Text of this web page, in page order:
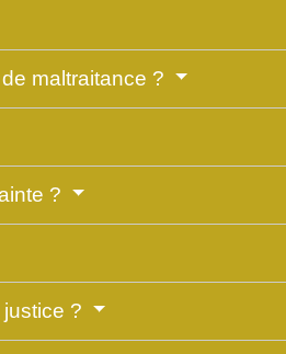
maltraitance ?
?
?